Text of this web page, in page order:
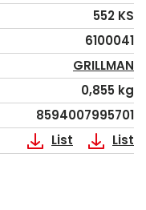
552 KS
6100041
GRILLMAN
0,855 kg
8594007995701
List List